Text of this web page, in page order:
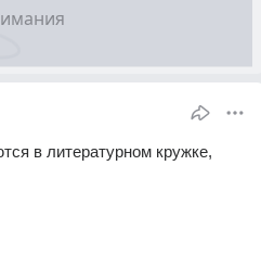
в литературном кружке,